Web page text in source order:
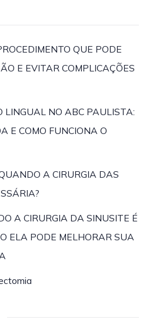
QUE PODE
E EVITAR COMPLICAÇÕES
LINGUAL NO ABC PAULISTA:
E COMO FUNCIONA O
A CIRURGIA DAS
A CIRURGIA DA SINUSITE É
ELA PODE MELHORAR SUA